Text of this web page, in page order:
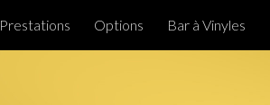
Skip to main content
Prestations Options Bar à Vinyles